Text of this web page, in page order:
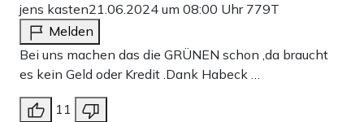
jens kasten21.06.2024 um 08:00 Uhr 779T
Melden
Bei uns machen das die GRÜNEN schon ,da braucht
es kein Geld oder Kredit .Dank Habeck …
11